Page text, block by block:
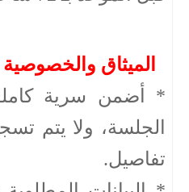
الميثاق والخصوصية
* أضمن سرية
الجلسة، ولا يتم
تفاصيل.